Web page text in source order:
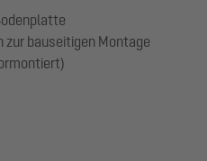
zur bauseitigen Montage